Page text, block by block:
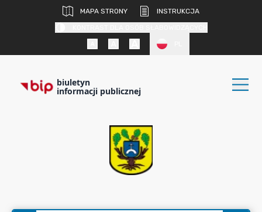
MAPA STRONY
INSTRUKCJA
biuletyn
informacji publicznej